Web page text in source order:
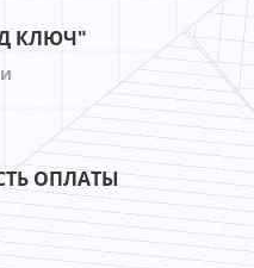
КЛЮЧ"
ОПЛАТЫ